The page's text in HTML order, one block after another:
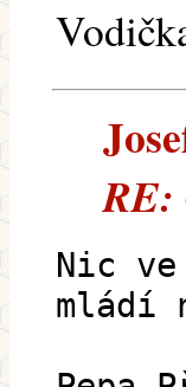
RE:
Nic
mládí